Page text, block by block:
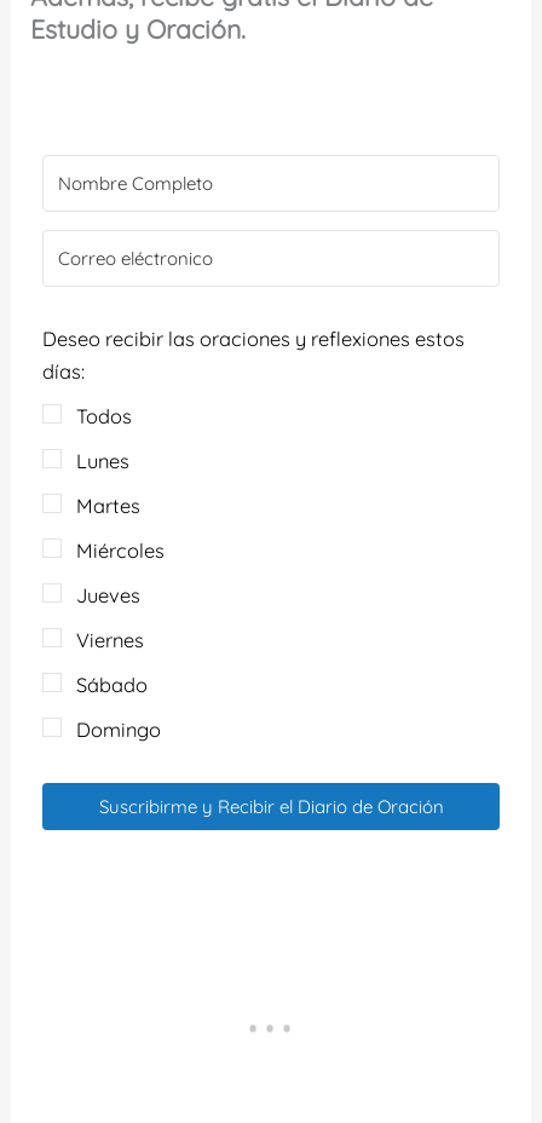
Estudio y Oración.
Deseo recibir las oraciones y reflexiones estos
días:
Todos
Lunes
Martes
Miércoles
Jueves
Viernes
Sábado
Domingo
Suscribirme y Recibir el Diario de Oración